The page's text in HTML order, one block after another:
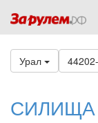
Урал
СИЛИЩА